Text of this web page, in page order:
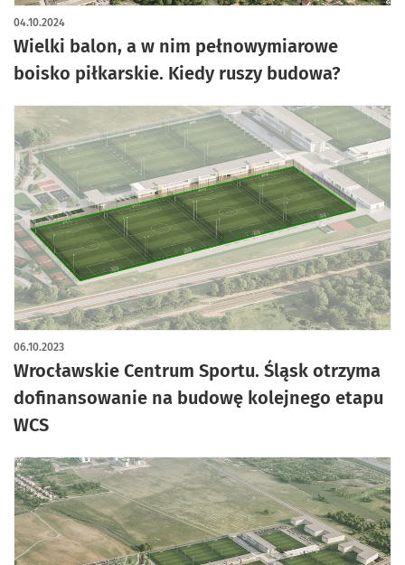
Wielki balon, a w nim pełnowymiarowe
boisko piłkarskie. Kiedy ruszy budowa?
04.10.2024
Wrocławskie Centrum Sportu. Śląsk otrzyma
dofinansowanie na budowę kolejnego etapu
WCS
06.10.2023